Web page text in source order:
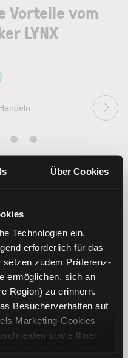
Über Cookies
Technologien ein.
erforderlich für das
setzen zudem Präferenz-
ermöglichen, sich an
Region) zu erinnern.
Besucherverhalten auf
Marketing-Cookies
sowie Ihnen
Vorteile vom
LYNX
mit unseren